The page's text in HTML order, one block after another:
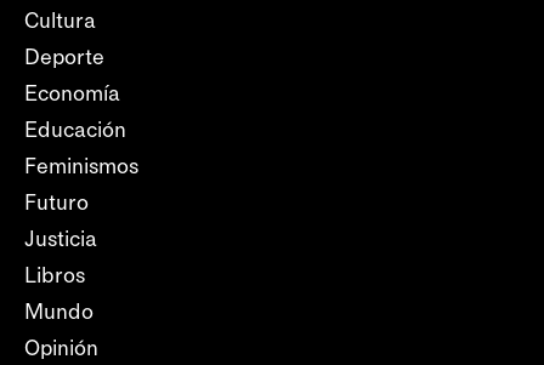
Cultura
Deporte
Economía
Educación
Feminismos
Futuro
Justicia
Libros
Mundo
Opinión